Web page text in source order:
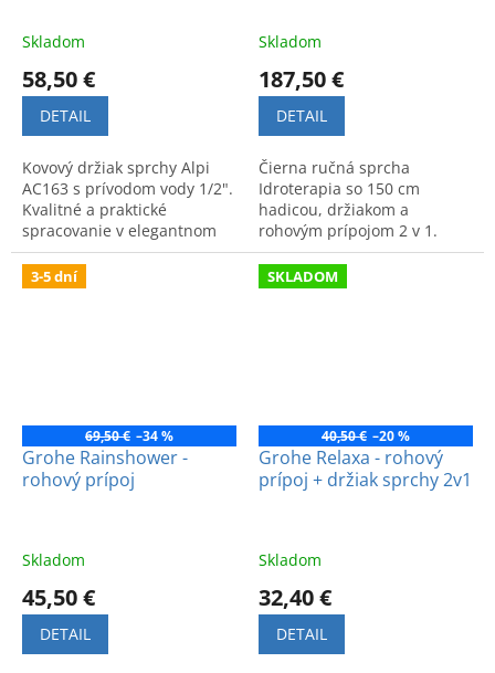
Skladom
58,50 €
DETAIL
Kovový držiak sprchy Alpi
AC163 s prívodom vody 1/2".
Kvalitné a praktické
spracovanie v elegantnom
dizajne pre komfortné
sprchovanie.
Skladom
187,50 €
DETAIL
Čierna ručná sprcha
Idroterapia so 150 cm
hadicou, držiakom a
rohovým prípojom 2 v 1.
Moderný dizajn a funkčnosť
pre vašu kúpeľňu.
3-5 dní
69,50 € –34 %
Grohe Rainshower -
rohový prípoj
Skladom
45,50 €
DETAIL
SKLADOM
40,50 € –20 %
Grohe Relaxa - rohový
prípoj + držiak sprchy 2v1
Skladom
32,40 €
DETAIL